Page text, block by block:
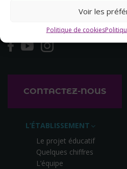
Voir les
Politique de cookies
02 40 78 50 18
CONTACTEZ-NOUS
L’ÉTABLISSEMENT
Le projet éducatif
Quelques chiffres
L’équipe